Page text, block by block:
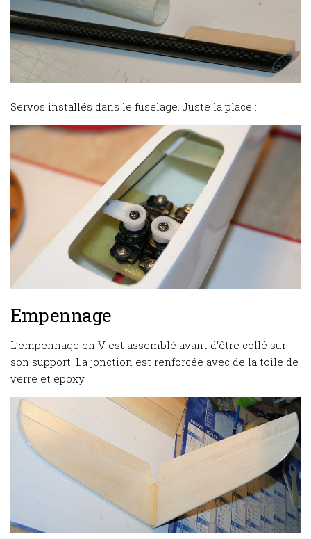
Servos installés dans le fuselage. Juste la place :
Empennage
L’empennage en V est assemblé avant d’être collé sur
son support. La jonction est renforcée avec de la toile de
verre et epoxy.